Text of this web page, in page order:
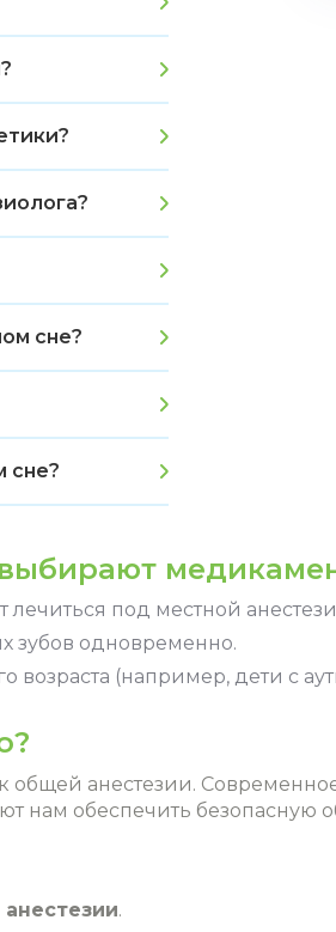
сне?
сне?
под местной
зубов одновременно.
возраста (например, дети с
общей анестезии.
нам обеспечить безопасную
.